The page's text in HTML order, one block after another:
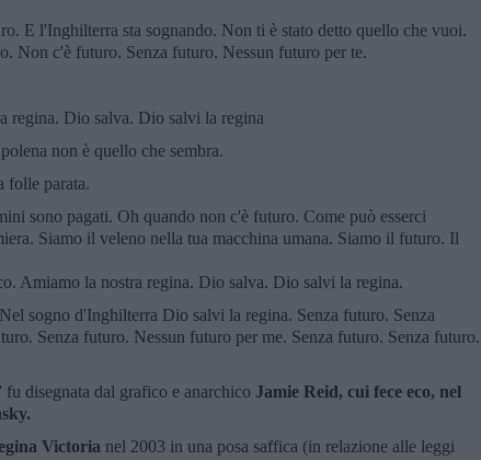
E l'Inghilterra sta sognando. Non ti è stato detto quello che vuoi.
Non c'è futuro. Senza futuro. Nessun futuro per te.
regina. Dio salva. Dio salvi la regina
non è quello che sembra.
folle parata.
sono pagati. Oh quando non c'è futuro. Come può esserci
Siamo il veleno nella tua macchina umana. Siamo il futuro. Il
Amiamo la nostra regina. Dio salva. Dio salvi la regina.
sogno d'Inghilterra Dio salvi la regina. Senza futuro. Senza
Senza futuro. Nessun futuro per me. Senza futuro. Senza futuro.
disegnata dal grafico e anarchico Jamie Reid, cui fece eco, nel
Victoria nel 2003 in una posa saffica (in relazione alle leggi